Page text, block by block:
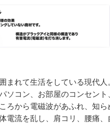
まれて生活をしている現代人
ソコン、お部屋のコンセント
ろから電磁波があふれ、知ら
電流を乱し、肩コリ、腰痛